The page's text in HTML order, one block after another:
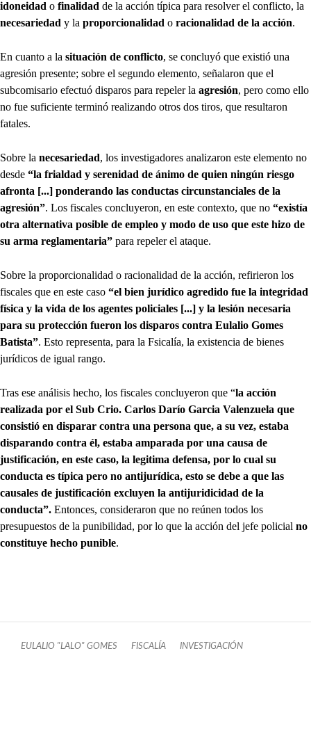
idoneidad o finalidad de la acción típica para resolver el conflicto, la
necesariedad y la proporcionalidad o racionalidad de la acción.
En cuanto a la situación de conflicto, se concluyó que existió una
agresión presente; sobre el segundo elemento, señalaron que el
subcomisario efectuó disparos para repeler la agresión, pero como ello
no fue suficiente terminó realizando otros dos tiros, que resultaron
fatales.
Sobre la necesariedad, los investigadores analizaron este elemento no
desde “la frialdad y serenidad de ánimo de quien ningún riesgo
afronta [...] ponderando las conductas circunstanciales de la
agresión”. Los fiscales concluyeron, en este contexto, que no “existía
otra alternativa posible de empleo y modo de uso que este hizo de
su arma reglamentaria” para repeler el ataque.
Sobre la proporcionalidad o racionalidad de la acción, refirieron los
fiscales que en este caso “el bien jurídico agredido fue la integridad
física y la vida de los agentes policiales [...] y la lesión necesaria
para su protección fueron los disparos contra Eulalio Gomes
Batista”. Esto representa, para la Fsicalía, la existencia de bienes
jurídicos de igual rango.
Tras ese análisis hecho, los fiscales concluyeron que “la acción
realizada por el Sub Crio. Carlos Darío Garcia Valenzuela que
consistió en disparar contra una persona que, a su vez, estaba
disparando contra él, estaba amparada por una causa de
justificación, en este caso, la legitima defensa, por lo cual su
conducta es típica pero no antijurídica, esto se debe a que las
causales de justificación excluyen la antijuridicidad de la
conducta”. Entonces, consideraron que no reúnen todos los
presupuestos de la punibilidad, por lo que la acción del jefe policial no
constituye hecho punible.
EULALIO "LALO" GOMES FISCALÍA INVESTIGACIÓN